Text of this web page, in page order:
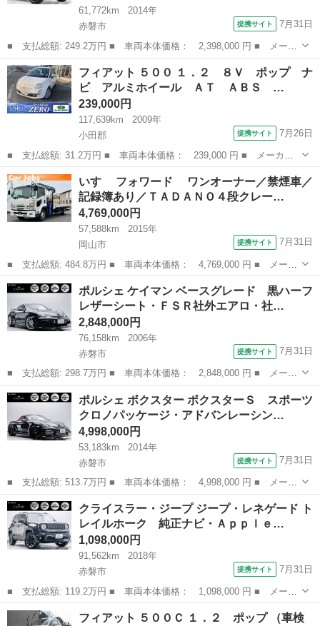
61,772km
2014年
赤磐市
提携サイト 7月31日
■ 支払総額: 249.2万円 ■ 車両本体価格： 2,398,000 円 ■ メーカ
ー名： クライスラー・ジープ ■ 車種名： ジープ・ラングラーア
ンリミテッド ■ グレード名： サハラ 後期モデル・リクライニン
グキット...
岡山 赤磐市
フィアット ５００ １．２ ８Ｖ ポップ ナ
ビ アルミホイール ＡＴ ＡＢＳ …
239,000円
117,639km
2009年
小田郡
提携サイト 7月26日
■ 支払総額: 31.2万円 ■ 車両本体価格： 239,000 円 ■ メーカー
名： フィアット ■ 車種名： ５００ ■ グレード名： １．２
８Ｖ ポップ ナビ アルミホイール ＡＴ ＡＢＳ ＣＤ エアコ
ン パワース...
岡山 小田郡 その他
いすゞ フォワード ワンオーナー／禁煙車／
記録簿あり／ＴＡＤＡＮＯ４段クレー…
4,769,000円
57,588km
2015年
岡山市
提携サイト 7月31日
■ 支払総額: 484.8万円 ■ 車両本体価格： 4,769,000 円 ■ メーカ
ー名： いすゞ ■ 車種名： フォワード ■ グレード名： ワン
オーナー／禁煙車／記録簿あり／ＴＡＤＡＮＯ４段クレーン／フック
イン／ラ...
岡山 岡山市
ポルシェ ケイマン ベースグレード 黒ハーフ
レザーシート・ＦＳＲ社外エアロ・社…
2,848,000円
76,158km
2006年
赤磐市
提携サイト 7月31日
■ 支払総額: 298.7万円 ■ 車両本体価格： 2,848,000 円 ■ メーカ
ー名： ポルシェ ■ 車種名： ケイマン ■ グレード名： ベース
グレード 黒ハーフレザーシート・ＦＳＲ社外エアロ・社外カーボン
ボンネッ...
岡山 赤磐市
ポルシェ ボクスター ボクスターＳ スポーツ
クロノパッケージ・アドバンレーシン…
4,998,000円
53,183km
2014年
赤磐市
提携サイト 7月31日
■ 支払総額: 513.7万円 ■ 車両本体価格： 4,998,000 円 ■ メーカ
ー名： ポルシェ ■ 車種名： ボクスター ■ グレード名： ボク
スターＳ スポーツクロノパッケージ・アドバンレーシング２０イン
チアルミ...
岡山 赤磐市 その他
クライスラー・ジープ ジープ・レネゲード ト
レイルホーク 純正ナビ・Ａｐｐｌｅ…
1,098,000円
91,562km
2018年
赤磐市
提携サイト 7月31日
■ 支払総額: 119.2万円 ■ 車両本体価格： 1,098,000 円 ■ メーカ
ー名： クライスラー・ジープ ■ 車種名： ジープ・レネゲード
■ グレード名： トレイルホーク 純正ナビ・ＡｐｐｌｅＣａｒＰｌ
岡山 赤磐市
フィアット ５００Ｃ １．２ ポップ （車検